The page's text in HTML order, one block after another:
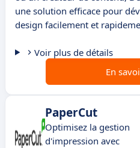
une solution efficace pour
design facilement et
Voir plus de détails
En
PaperCut
Optimisez la gestion
d'impression avec